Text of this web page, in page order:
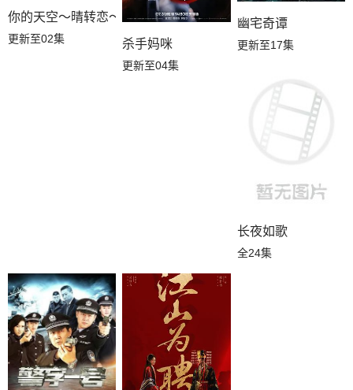
你的天空～晴转恋～
更新至02集 杀手妈咪
更新至04集
幽宅奇谭
更新至17集
长夜如歌
全24集